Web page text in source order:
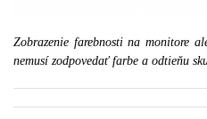
Zobrazenie farebnosti na monitore
nemusí zodpovedať farbe a odtieňu